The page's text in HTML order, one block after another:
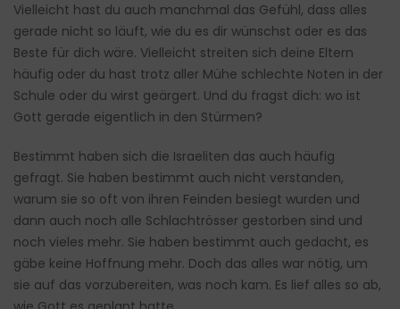
Vielleicht hast du auch manchmal das Gefühl, dass alles
gerade nicht so läuft, wie du es dir wünschst oder es das
Beste für dich wäre. Vielleicht streiten sich deine Eltern
häufig oder du hast trotz aller Mühe schlechte Noten in der
Schule oder du wirst geärgert. Und du fragst dich: wo ist
Gott gerade eigentlich in den Stürmen?
Bestimmt haben sich die Israeliten das auch häufig
gefragt. Sie haben bestimmt auch nicht verstanden,
warum sie so oft von ihren Feinden besiegt wurden und
dann auch noch alle Schlachtrösser gestorben sind und
noch vieles mehr. Sie haben bestimmt auch gedacht, es
gäbe keine Hoffnung mehr. Doch das alles war nötig, um
sie auf das vorzubereiten, was noch kam. Es lief alles so ab,